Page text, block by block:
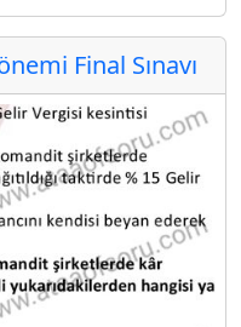
Final Sınavı